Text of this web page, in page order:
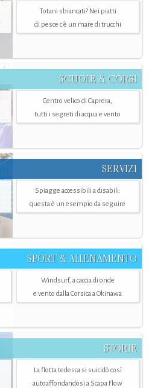
Totani sbiancati? Nei piatti
di pesce c'è un mare di trucchi
SCUOLE & CORSI
Centro velico di Caprera,
tutti i segreti di acqua e vento
SERVIZI
Spiagge accessibili a disabili:
questa è un esempio da seguire
SPORT & ALLENAMENTO
Windsurf, a caccia di onde
e vento dalla Corsica a Okinawa
STORIE
La flotta tedesca si suicidò così
autoaffondandosi a Scapa Flow